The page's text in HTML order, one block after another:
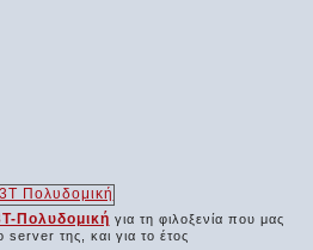
Πολυδομική για τη φιλοξενία που μας
server της, και για το έτος